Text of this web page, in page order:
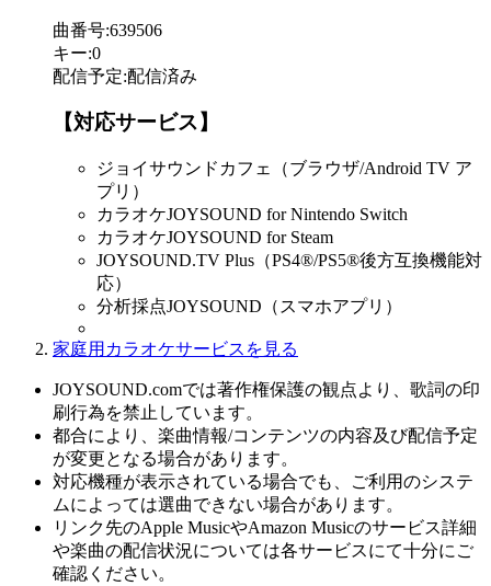
曲番号:639506
キー:0
配信予定:配信済み
【対応サービス】
ジョイサウンドカフェ（ブラウザ/Android TV ア
プリ）
カラオケJOYSOUND for Nintendo Switch
カラオケJOYSOUND for Steam
JOYSOUND.TV Plus（PS4®/PS5®後方互換機能対
応）
分析採点JOYSOUND（スマホアプリ）
家庭用カラオケサービスを見る
JOYSOUND.comでは著作権保護の観点より、歌詞の印
刷行為を禁止しています。
都合により、楽曲情報/コンテンツの内容及び配信予定
が変更となる場合があります。
対応機種が表示されている場合でも、ご利用のシステ
ムによっては選曲できない場合があります。
リンク先のApple MusicやAmazon Musicのサービス詳細
や楽曲の配信状況については各サービスにて十分にご
確認ください。